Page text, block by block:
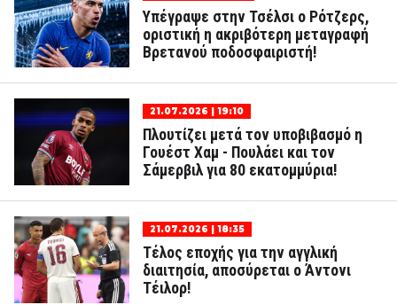
Υπέγραψε στην Τσέλσι ο Ρότζερς,
οριστική η ακριβότερη μεταγραφή
Βρετανού ποδοσφαιριστή!
21.07.2026 | 19:10
Πλουτίζει μετά τον υποβιβασμό η
Γουέστ Χαμ - Πουλάει και τον
Σάμερβιλ για 80 εκατομμύρια!
21.07.2026 | 18:35
Τέλος εποχής για την αγγλική
διαιτησία, αποσύρεται ο Άντονι
Τέιλορ!